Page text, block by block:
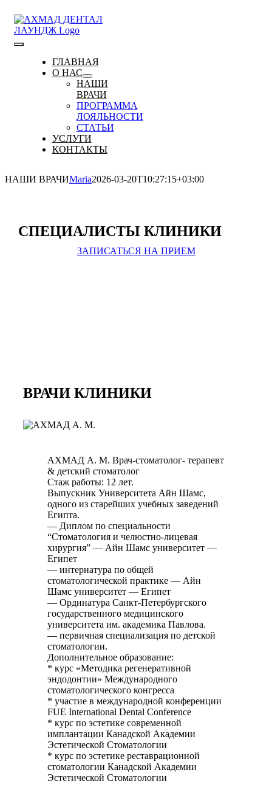
content
Toggle
Navigation
ГЛАВНАЯ
О НАС
НАШИ
ВРАЧИ
ПРОГРАММА
ЛОЯЛЬНОСТИ
СТАТЬИ
УСЛУГИ
КОНТАКТЫ
НАШИ ВРАЧИMaria2026-03-20T10:27:15+03:00
СПЕЦИАЛИСТЫКЛИНИКИ
ЗАПИСАТЬСЯ НА ПРИЕМ
ВРАЧИ КЛИНИКИ
АХМАД А. М. Врач-стоматолог- терапевт
& детский стоматолог
Стаж работы: 12 лет.
Выпускник Университета Айн Шамс,
одного из старейших учебных заведений
Египта.
— Диплом по специальности
“Стоматология и челюстно-лицевая
хирургия” — Айн Шамс университет —
Египет
— интернатура по общей
стоматологической практике — Айн
Шамс университет — Египет
— Ординатура Санкт-Петербургского
государственного медицинского
университета им. академика Павлова.
— первичная специализация по детской
стоматологии.
Дополнительное образование:
* курс «Методика регенеративной
эндодонтии» Международного
стоматологического конгресса
* участие в международной конференции
FUE International Dental Conference
* курс по эстетике современной
имплантации Канадской Академии
Эстетической Стоматологии
* курс по эстетике реставрационной
стоматологии Канадской Академии
Эстетической Стоматологии